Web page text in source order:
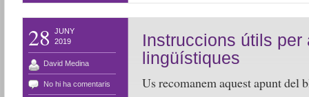
28
JUNY
2019
David Medina
No hi ha comentaris
Instruccions útils per
lingüístiques
Us recomanem aquest apunt del